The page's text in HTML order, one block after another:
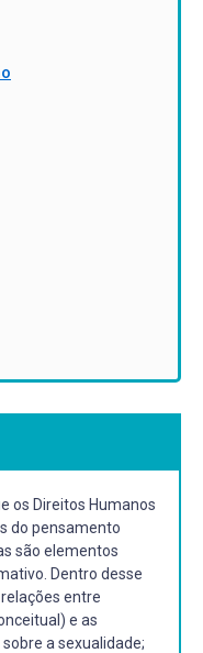
os Direitos Humanos
do pensamento
são elementos
Dentro desse
entre
e as
a sexualidade;